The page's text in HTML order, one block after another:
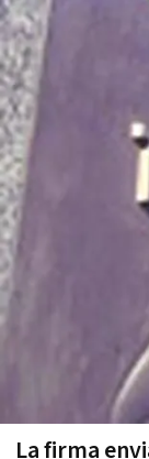
La firma